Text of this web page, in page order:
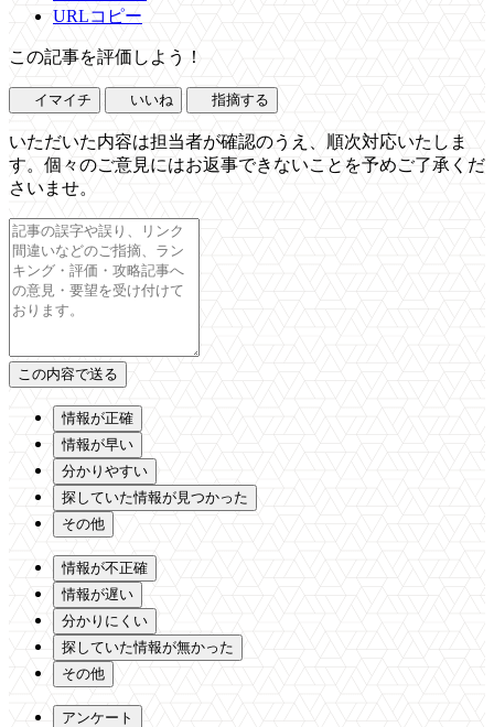
URLコピー
この記事を評価しよう！
イマイチ いいね 指摘する
いただいた内容は担当者が確認のうえ、順次対応いたしま
す。個々のご意見にはお返事できないことを予めご了承くだ
さいませ。
情報が正確
情報が早い
分かりやすい
探していた情報が見つかった
その他
情報が不正確
情報が遅い
分かりにくい
探していた情報が無かった
その他
アンケート